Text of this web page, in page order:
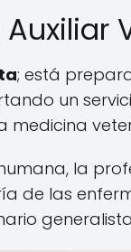
; está
un
medicina
la
de las